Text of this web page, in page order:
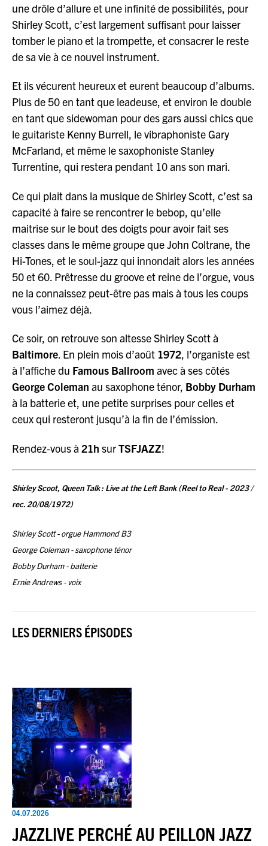
une drôle d’allure et une infinité de possibilités, pour
Shirley Scott, c’est largement suffisant pour laisser
tomber le piano et la trompette, et consacrer le reste
de sa vie à ce nouvel instrument.
Et ils vécurent heureux et eurent beaucoup d’albums.
Plus de 50 en tant que leadeuse, et environ le double
en tant que sidewoman pour des gars aussi chics que
le guitariste Kenny Burrell, le vibraphoniste Gary
McFarland, et même le saxophoniste Stanley
Turrentine, qui restera pendant 10 ans son mari.
Ce qui plait dans la musique de Shirley Scott, c’est sa
capacité à faire se rencontrer le bebop, qu’elle
maitrise sur le bout des doigts pour avoir fait ses
classes dans le même groupe que John Coltrane, the
Hi-Tones, et le soul-jazz qui innondait alors les années
50 et 60. Prêtresse du groove et reine de l’orgue, vous
ne la connaissez peut-être pas mais à tous les coups
vous l’aimez déjà.
Ce soir, on retrouve son altesse Shirley Scott à
Baltimore. En plein mois d’août 1972, l’organiste est
à l’affiche du Famous Ballroom avec à ses côtés
George Coleman au saxophone ténor, Bobby Durham
à la batterie et, une petite surprises pour celles et
ceux qui resteront jusqu’à la fin de l’émission.
Rendez-vous à 21h surTSFJAZZ!
Shirley Scoot, Queen Talk : Live at the Left Bank (Reel to Real - 2023 /
rec. 20/08/1972)
Shirley Scott - orgue Hammond B3
George Coleman - saxophone ténor
Bobby Durham - batterie
Ernie Andrews - voix
LES DERNIERS ÉPISODES
04.07.2026
JAZZLIVE PERCHÉ AU PEILLON JAZZ